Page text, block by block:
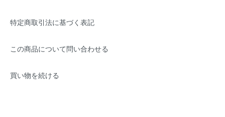
特定商取引法に基づく表記
この商品について問い合わせる
買い物を続ける